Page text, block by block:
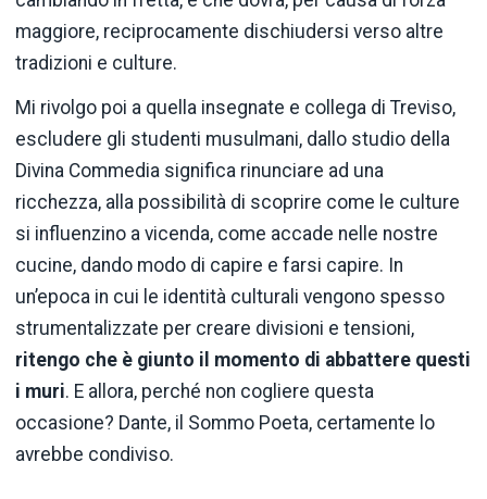
maggiore, reciprocamente dischiudersi verso altre
tradizioni e culture.
Mi rivolgo poi a quella insegnate e collega di Treviso,
escludere gli studenti musulmani, dallo studio della
Divina Commedia significa rinunciare ad una
ricchezza, alla possibilità di scoprire come le culture
si influenzino a vicenda, come accade nelle nostre
cucine, dando modo di capire e farsi capire. In
un’epoca in cui le identità culturali vengono spesso
strumentalizzate per creare divisioni e tensioni,
ritengo che è giunto il momento di abbattere questi
i muri. E allora, perché non cogliere questa
occasione? Dante, il Sommo Poeta, certamente lo
avrebbe condiviso.